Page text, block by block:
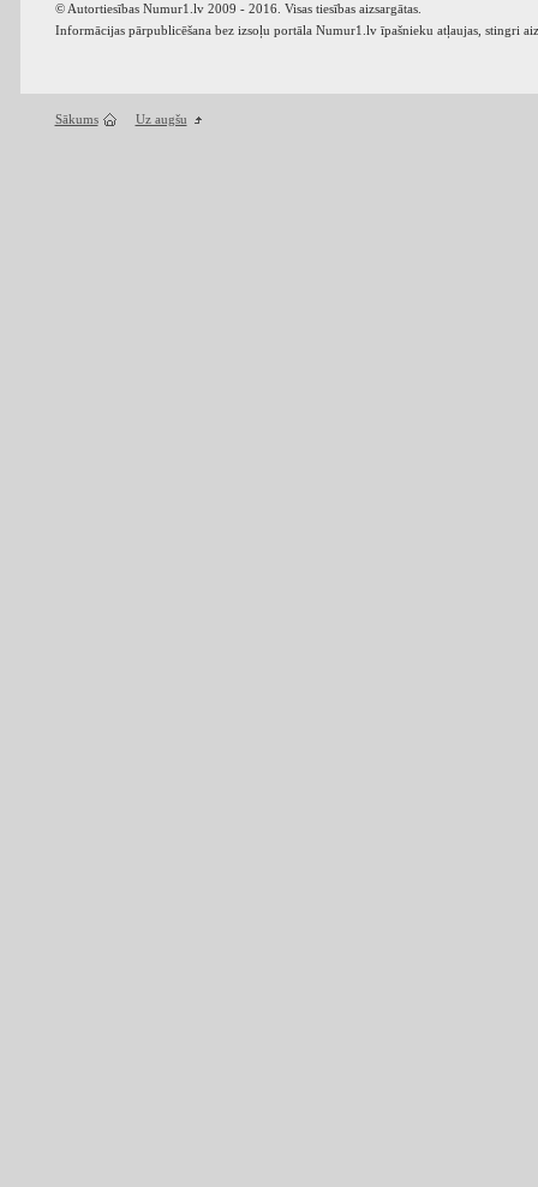
© Autortiesības Numur1.lv 2009 - 2016. Visas tiesības aizsargātas.
Informācijas pārpublicēšana bez izsoļu portāla Numur1.lv īpašnieku atļaujas, stingri
Sākums Uz augšu